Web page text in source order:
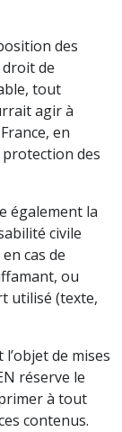
des
de
tout
agir à
en
des
également la
civile
cas de
ou
utilisé (texte,
de mises
réserve le
à tout
contenus.